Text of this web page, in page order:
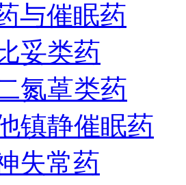
与催眠药
妥类药
氮䓬类药
镇静催眠药
失常药